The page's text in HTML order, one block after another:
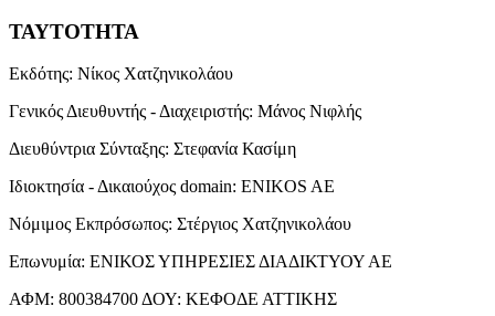
ΤΑΥΤΟΤΗΤΑ
Εκδότης: Νίκος Χατζηνικολάου
Γενικός Διευθυντής - Διαχειριστής: Μάνος Νιφλής
Διευθύντρια Σύνταξης: Στεφανία Κασίμη
Ιδιοκτησία - Δικαιούχος domain: ENIKOS AE
Νόμιμος Εκπρόσωπος: Στέργιος Χατζηνικολάου
Επωνυμία: ΕΝΙΚΟΣ ΥΠΗΡΕΣΙΕΣ ΔΙΑΔΙΚΤΥΟΥ ΑΕ
ΑΦΜ: 800384700ΔΟΥ: ΚΕΦΟΔΕ ΑΤΤΙΚΗΣ